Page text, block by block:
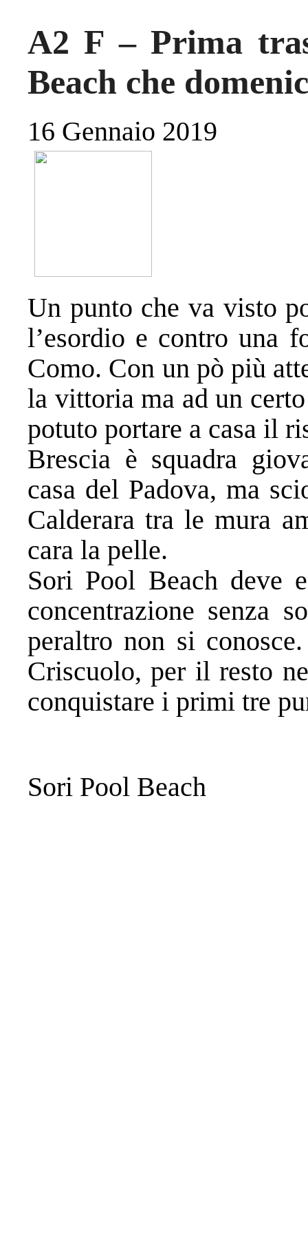
A2 F – Prima
Beach che
16 Gennaio 2019
Un punto che va visto
l’esordio e contro una
Como. Con un pò più
la vittoria ma ad un
potuto portare a casa il
Brescia è squadra
casa del Padova, ma
Calderara tra le mura
cara la pelle.
Sori Pool Beach deve
concentrazione senza
peraltro non si
Criscuolo, per il resto
conquistare i primi tre
Sori Pool Beach